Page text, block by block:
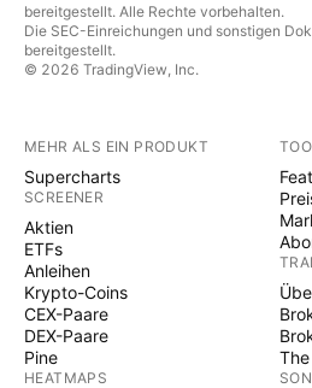
bereitgestellt. Alle Rechte vorbehalten.
Die SEC-Einreichungen und sonstigen
bereitgestellt.
© 2026 TradingView, Inc.
MEHR ALS EIN PRODUKT
Supercharts
SCREENER
Aktien
ETFs
Anleihen
Krypto-Coins
CEX-Paare
DEX-Paare
Pine
HEATMAPS